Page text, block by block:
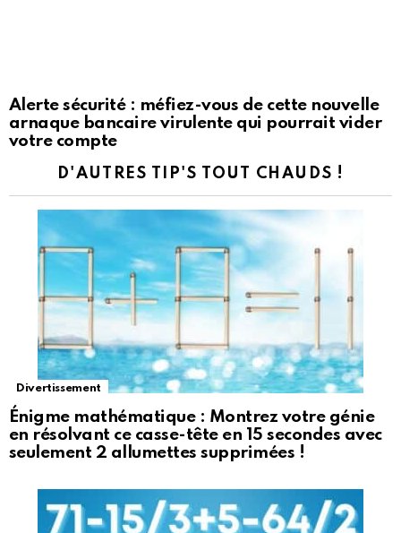
Alerte sécurité : méfiez-vous de cette nouvelle
arnaque bancaire virulente qui pourrait vider
votre compte
D'AUTRES TIP'S TOUT CHAUDS !
Divertissement
Énigme mathématique : Montrez votre génie
en résolvant ce casse-tête en 15 secondes avec
seulement 2 allumettes supprimées !